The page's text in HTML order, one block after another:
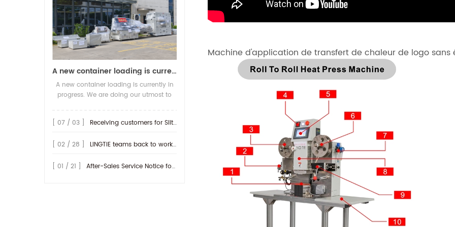
A new container loading is currently in progress.
A new container loading is currently in
progress. We are doing our utmost to
earliest possible time.
[ 07 / 03 ] Receiving customers for Slitting machine with differential Slip Shaft
[ 02 / 28 ] LINGTIE teams back to work at Feb.25th.
[ 01 / 21 ] After-Sales Service Notice for Turkey Region
Machine d'application de transfert de chaleur de logo sans